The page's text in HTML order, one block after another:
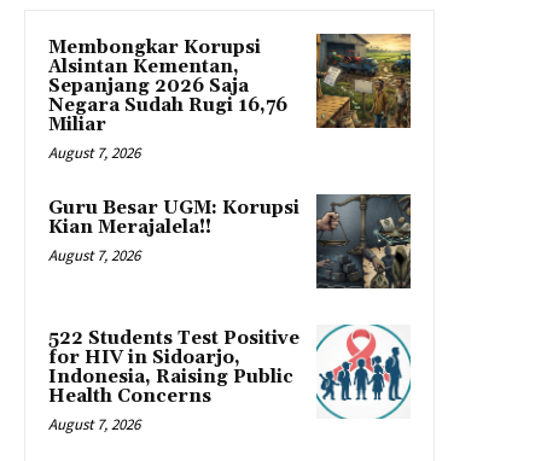
Membongkar Korupsi
Alsintan Kementan,
Sepanjang 2026 Saja
Negara Sudah Rugi 16,76
Miliar
August 7, 2026
Guru Besar UGM: Korupsi
Kian Merajalela!!
August 7, 2026
522 Students Test Positive
for HIV in Sidoarjo,
Indonesia, Raising Public
Health Concerns
August 7, 2026